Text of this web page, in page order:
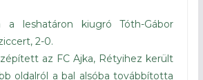
leshatáron kiugró Tóth-Gábor
2-0.
az FC Ajka, Rétyihez került
oldalról a bal alsóba továbbította